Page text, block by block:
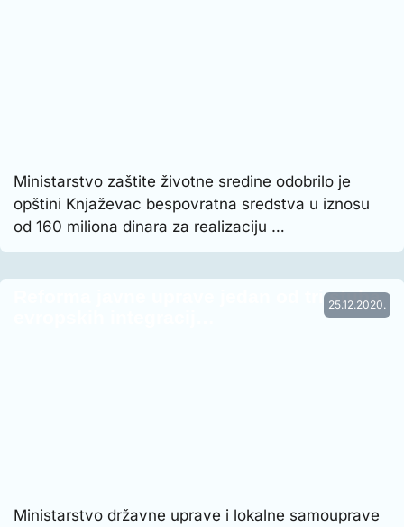
Ministarstvo zaštite životne sredine odobrilo je
opštini Knjaževac bespovratna sredstva u iznosu
od 160 miliona dinara za realizaciju …
25.12.2020.
Reforma javne uprave jedan od tri stuba
Ministarstvo državne uprave i lokalne samouprave